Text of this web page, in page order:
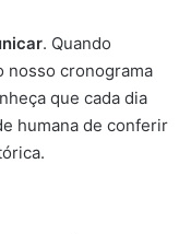
. Quando
nosso cronograma
que cada dia
humana de conferir